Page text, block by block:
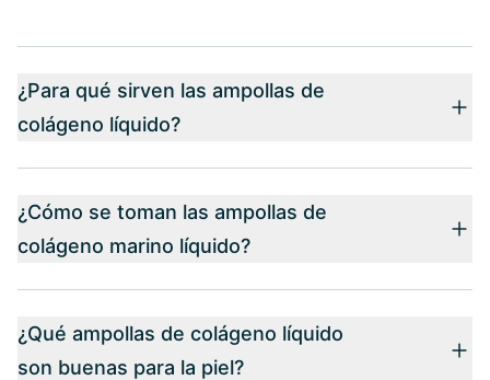
¿Para qué sirven las ampollas de
colágeno líquido?
¿Cómo se toman las ampollas de
colágeno marino líquido?
¿Qué ampollas de colágeno líquido
son buenas para la piel?